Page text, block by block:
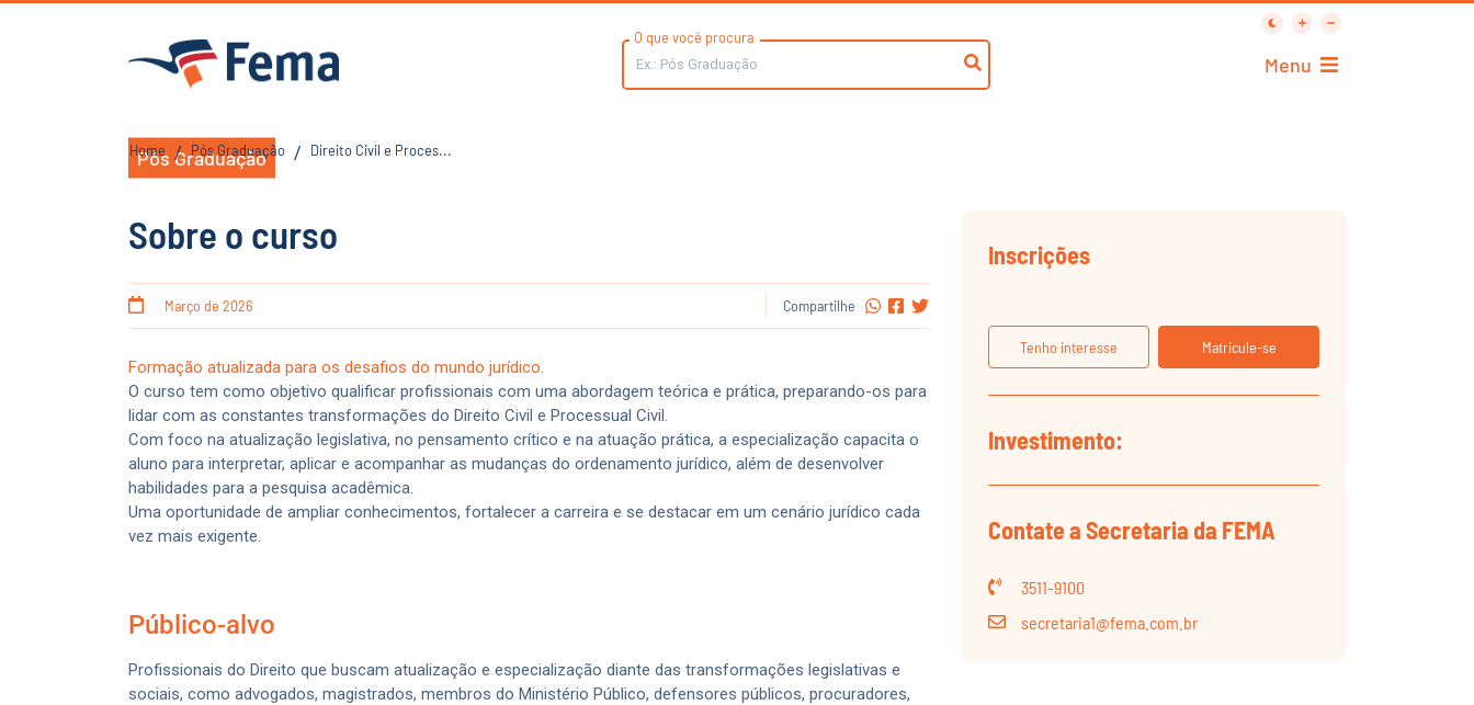
O que você procura
Menu
Direito Civil e Processo Civil
Pós Graduação
Home / Pós Graduação / Direito Civil e Proces...
Sobre o curso
Março de 2026 Compartilhe
Formação atualizada para os desafios do mundo jurídico.
O curso tem como objetivo qualificar profissionais com uma abordagem teórica e prática, preparando-os para
lidar com as constantes transformações do Direito Civil e Processual Civil.
Com foco na atualização legislativa, no pensamento crítico e na atuação prática, a especialização capacita o
aluno para interpretar, aplicar e acompanhar as mudanças do ordenamento jurídico, além de desenvolver
habilidades para a pesquisa acadêmica.
Uma oportunidade de ampliar conhecimentos, fortalecer a carreira e se destacar em um cenário jurídico cada
vez mais exigente.
Público-alvo
Profissionais do Direito que buscam atualização e especialização diante das transformações legislativas e
sociais, como advogados, magistrados, membros do Ministério Público, defensores públicos, procuradores,
Inscrições
Tenho interesse Matricule-se
Investimento:
Contate a Secretaria da FEMA
3511-9100
secretaria1@fema.com.br